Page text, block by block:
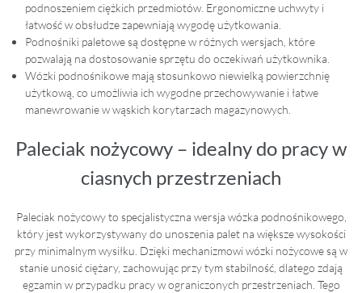
podnoszeniem ciężkich przedmiotów. Ergonomiczne uchwyty i
łatwość w obsłudze zapewniają wygodę użytkowania.
Podnośniki paletowe są dostępne w różnych wersjach, które
pozwalają na dostosowanie sprzętu do oczekiwań użytkownika.
Wózki podnośnikowe mają stosunkowo niewielką powierzchnię
użytkową, co umożliwia ich wygodne przechowywanie i łatwe
manewrowanie w wąskich korytarzach magazynowych.
Paleciak nożycowy – idealny do pracy w
ciasnych przestrzeniach
Paleciak nożycowy to specjalistyczna wersja wózka podnośnikowego,
który jest wykorzystywany do unoszenia palet na większe wysokości
przy minimalnym wysiłku. Dzięki mechanizmowi wózki nożycowe są w
stanie unosić ciężary, zachowując przy tym stabilność, dlatego zdają
egzamin w przypadku pracy w ograniczonych przestrzeniach. Tego